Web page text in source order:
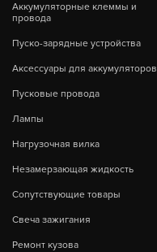
Аккумуляторные клеммы и
провода
Пуско-зарядные устройства
Аксессуары для аккумуляторов
Пусковые провода
Лампы
Нагрузочная вилка
Незамерзающая жидкость
Сопутствующие товары
Свеча зажигания
Ремонт кузова